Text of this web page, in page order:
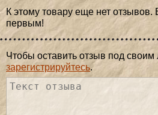
К этому товару еще нет
первым!
Чтобы оставить отзыв под своим
зарегистрируйтесь.